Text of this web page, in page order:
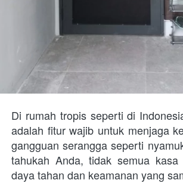
Di rumah tropis seperti di
adalah fitur wajib untuk menjaga
gangguan serangga seperti
tahukah Anda, tidak semua kasa
daya tahan dan keamanan yang